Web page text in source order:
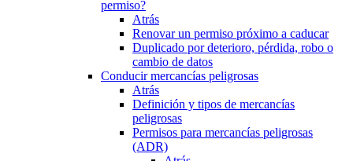
permiso?
Atrás
Renovar un permiso próximo a caducar
Duplicado por deterioro, pérdida, robo o
cambio de datos
Conducir mercancías peligrosas
Atrás
Definición y tipos de mercancías
peligrosas
Permisos para mercancías peligrosas
(ADR)